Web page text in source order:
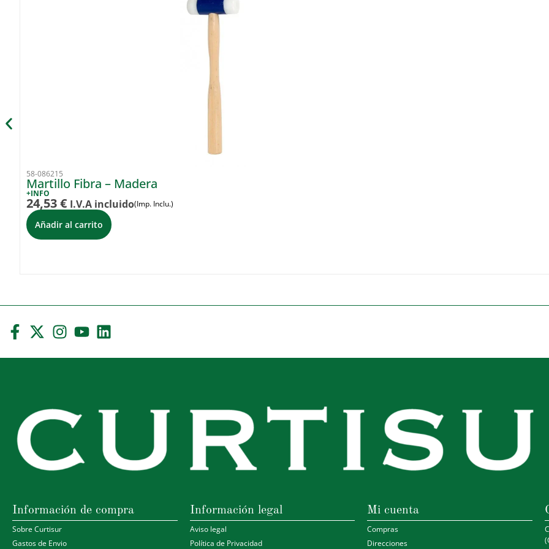
58-086215
Martillo Fibra – Madera
+INFO
24,53€ I.V.A incluido(Imp. Inclu.)
Añadir al carrito
Información de compra
Sobre Curtisur
Gastos de Envio
Información legal
Aviso legal
Política de Privacidad
Mi cuenta
Compras
Direcciones